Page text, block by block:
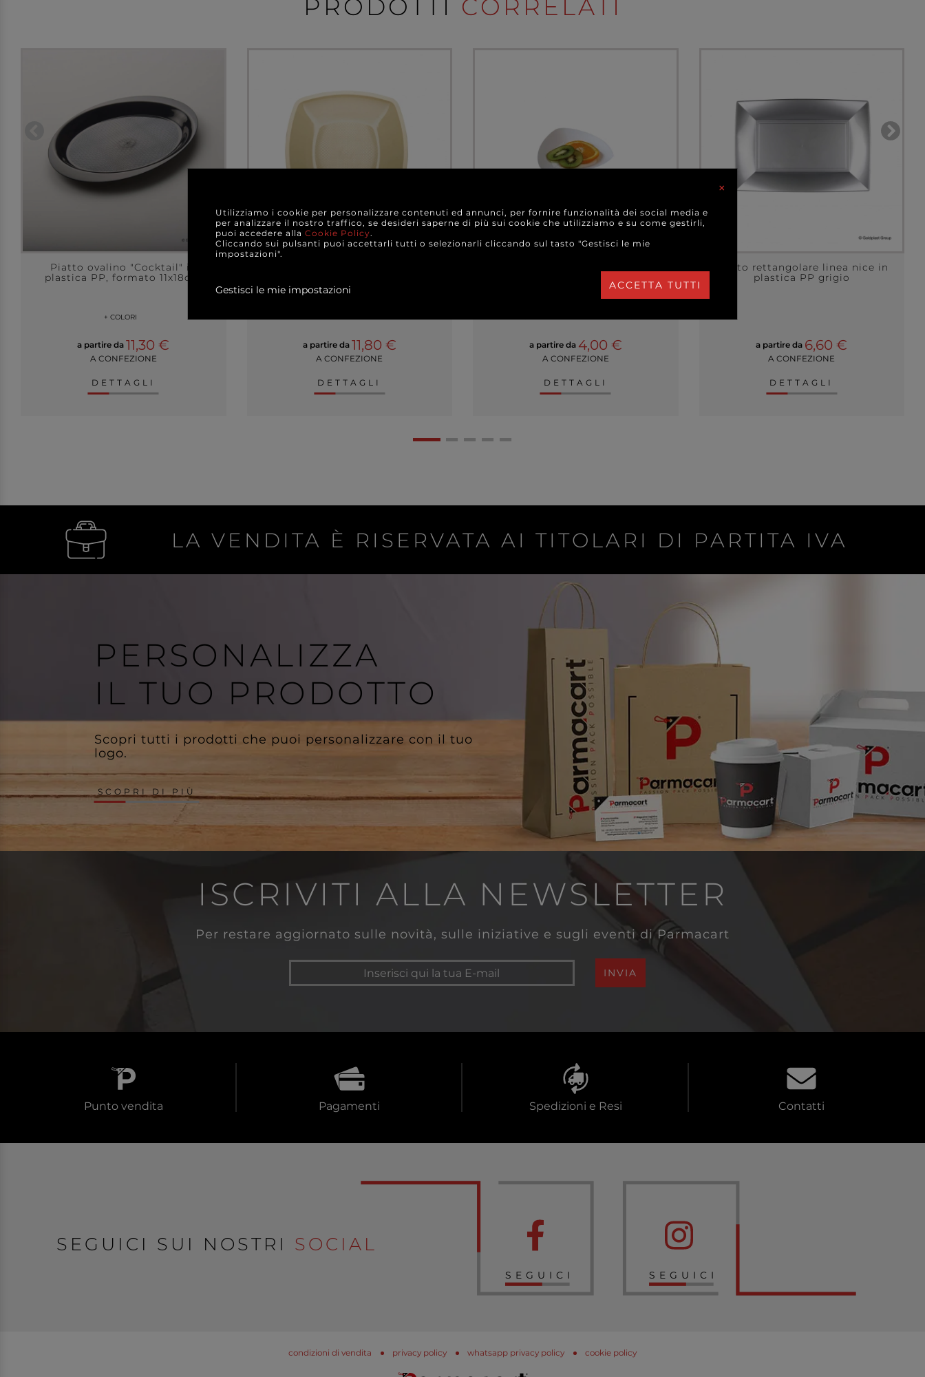
PRODOTTI CORRELATI
Piatto ovalino "Cocktail" in
plastica PP, formato 11x18cm
+ COLORI
a partire da 11,30 €
A CONFEZIONE
DETTAGLI
a partire da 11,80 €
A CONFEZIONE
DETTAGLI
a partire da 4,00 €
A CONFEZIONE
DETTAGLI
Piatto rettangolare linea nice in
plastica PP grigio
a partire da 6,60 €
A CONFEZIONE
DETTAGLI
LA VENDITA È RISERVATA AI TITOLARI DI PARTITA IVA
PERSONALIZZA
IL TUO PRODOTTO
Scopri tutti i prodotti che puoi personalizzare con il tuo
logo.
SCOPRI DI PIÙ
ISCRIVITI ALLA NEWSLETTER
Per restare aggiornato sulle novità, sulle iniziative e sugli eventi di Parmacart
INVIA
Punto vendita Pagamenti Spedizioni e Resi Contatti
SEGUICI SUI NOSTRI SOCIAL
SEGUICI SEGUICI
condizioni di vendita privacy policy whatsapp privacy policy cookie policy
×
Utilizziamo i cookie per personalizzare contenuti ed annunci, per fornire funzionalità dei social media e
per analizzare il nostro traffico, se desideri saperne di più sui cookie che utilizziamo e su come gestirli,
puoi accedere alla Cookie Policy.
Cliccando sui pulsanti puoi accettarli tutti o selezionarli cliccando sul tasto "Gestisci le mie
impostazioni".
Gestisci le mie impostazioni ACCETTA TUTTI